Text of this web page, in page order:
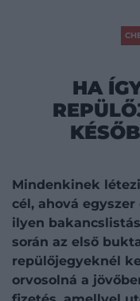
HA
Mindenkinek
cél, ahová
ilyen
során az első
repülőjegyeknél
orvosolná a